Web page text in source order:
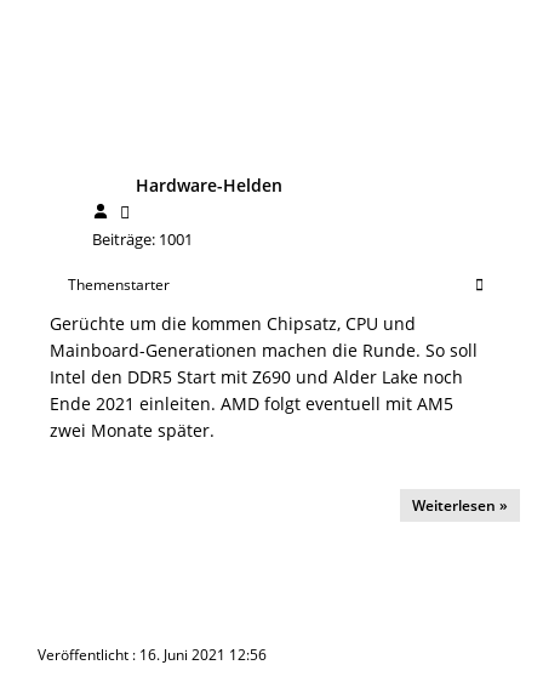
Hardware-Helden
Beiträge: 1001
Themenstarter
Gerüchte um die kommen Chipsatz, CPU und
Mainboard-Generationen machen die Runde. So soll
Intel den DDR5 Start mit Z690 und Alder Lake noch
Ende 2021 einleiten. AMD folgt eventuell mit AM5
zwei Monate später.
Weiterlesen »
Veröffentlicht : 16. Juni 2021 12:56